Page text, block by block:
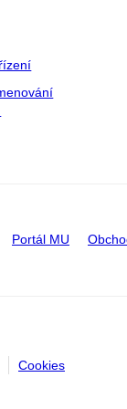
Portál MU
Cookies